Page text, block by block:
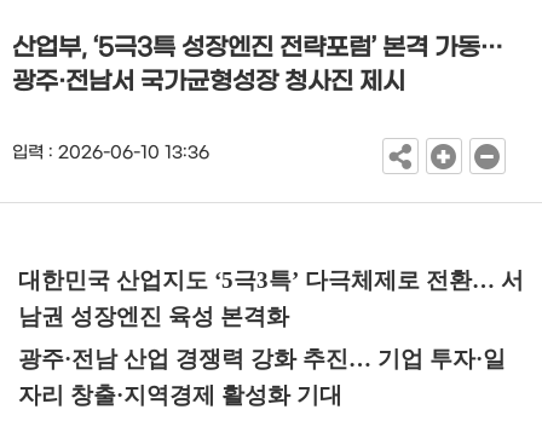
산업부, ‘5극3특 성장엔진 전략포럼’ 본격 가동…
광주·전남서 국가균형성장 청사진 제시
입력 : 2026-06-10 13:36
대한민국 산업지도 ‘5극3특’ 다극체제로 전환… 서
남권 성장엔진 육성 본격화
광주·전남 산업 경쟁력 강화 추진… 기업 투자·일
자리 창출·지역경제 활성화 기대